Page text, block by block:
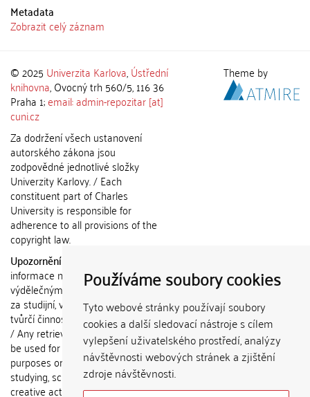
Používáme soubory cookies
Tyto webové stránky používají soubory
cookies a další sledovací nástroje s cílem
vylepšení uživatelského prostředí, analýzy
návštěvnosti webových stránek a zjištění
zdroje návštěvnosti.
Metadata
Zobrazit celý záznam
© 2025 Univerzita Karlova,Ústřední
knihovna, Ovocný trh 560/5, 116 36
Praha 1;email: admin-repozitar [at]
cuni.cz
Za dodržení všech ustanovení
autorského zákona jsou
zodpovědné jednotlivé složky
Univerzity Karlovy. / Each
constituent part of Charles
University is responsible for
adherence to all provisions of the
copyright law.
Upozornění / Notice:
informace nemohou být použity k
výdělečným účelům nebo vydávány
za studijní, vědeckou nebo jinou
tvůrčí činnost jiné osoby než autora.
/ Any retrieved information shall not
be used for any commercial
purposes or claimed as results of
studying, scientific or any other
creative activities of any person
Theme by